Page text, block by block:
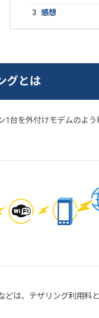
感想
グとは
1台を外付けモデムのよ
どは、テザリング利用料